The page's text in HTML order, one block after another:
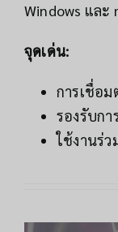
Windows และ
จุดเด่น:
การเชื่อม
รองรับกา
ใช้งานร่